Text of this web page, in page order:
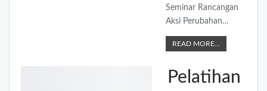
Seminar Rancangan
Aksi Perubahan…
READ MORE...
Pelatihan